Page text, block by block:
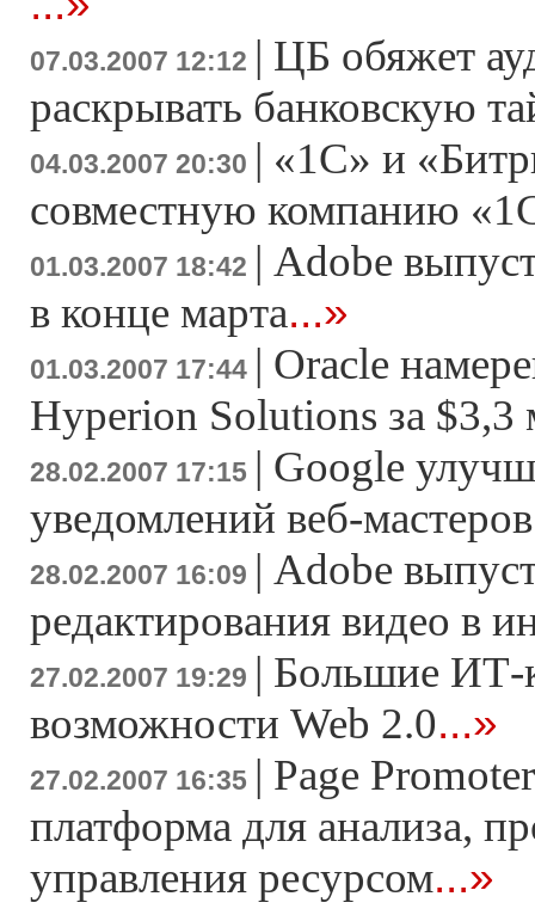
07.03.2007 12:12 | ЦБ обяжет
раскрывать банковскую
04.03.2007 20:30 | «1С» и
совместную компанию
01.03.2007 18:42 | Adobe
в конце марта...»
01.03.2007 17:44 | Oracle
Hyperion Solutions за
28.02.2007 17:15 | Google
уведомлений веб-мастеров
28.02.2007 16:09 | Adobe
редактирования видео в
27.02.2007 19:29 | Большие ИТ-
возможности Web 2.0...»
27.02.2007 16:35 | Page
платформа для анализа,
управления ресурсом...»